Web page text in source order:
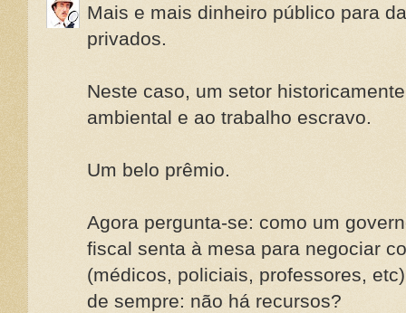
Mais e mais dinheiro público para
privados.
Neste caso, um setor
ambiental e ao trabalho escravo.
Um belo prêmio.
Agora pergunta-se: como um
fiscal senta à mesa para negociar
(médicos, policiais, professores,
de sempre: não há recursos?